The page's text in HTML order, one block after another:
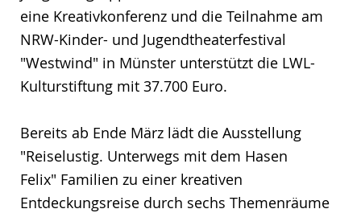
eine Kreativkonferenz und die Teilnahme am
NRW-Kinder- und Jugendtheaterfestival
"Westwind" in Münster unterstützt die LWL-
Kulturstiftung mit 37.700 Euro.
Bereits ab Ende März lädt die Ausstellung
"Reiselustig. Unterwegs mit dem Hasen
Felix" Familien zu einer kreativen
Entdeckungsreise durch sechs Themenräume